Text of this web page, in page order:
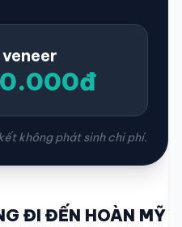
không phát sinh chi phí.
ĐI ĐẾN HOÀN MỸ